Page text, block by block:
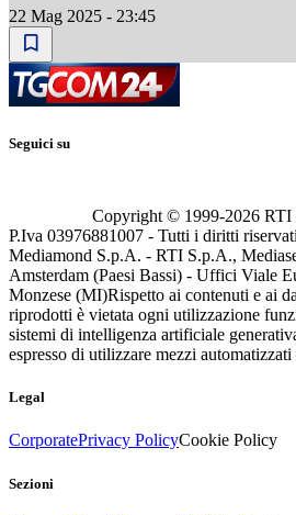
22 Mag 2025 - 23:45
Seguici su
Copyright © 1999-2026 RTI
P.Iva 03976881007 - Tutti i diritti
Mediamond S.p.A. - RTI S.p.A.,
Amsterdam (Paesi Bassi) - Uffici Viale
Monzese (MI)Rispetto ai contenuti e ai
riprodotti è vietata ogni utilizzazione
sistemi di intelligenza artificiale
espresso di utilizzare mezzi
Legal
CorporatePrivacy PolicyCookie Policy
Sezioni